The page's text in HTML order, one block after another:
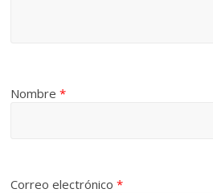
Nombre*
Correo electrónico*